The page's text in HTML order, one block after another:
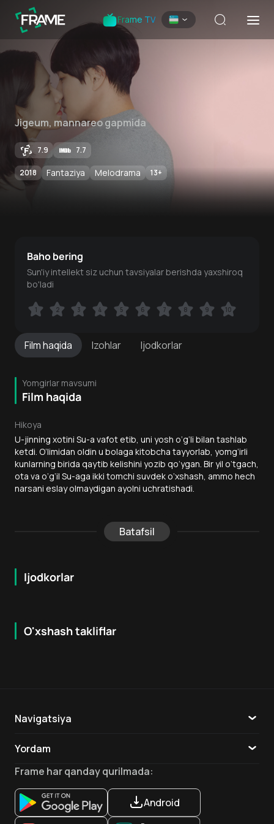
Frame TV
Jigeum, mannareo gapmida
7.9 7.7
2018 Fantaziya Melodrama 13+
Filmhaqida Izohlar Ijodkorlar
Yomgirlar mavsumi
Film haqida
Hikoya
U-jinning xotini Su-a vafot etib, uni yosh o‘g‘li bilan tashlab
ketdi. O‘limidan oldin u bolaga kitobcha tayyorlab, yomg‘irli
kunlarning birida qaytib kelishini yozib qo‘ygan. Bir yil o‘tgach,
ota va o‘g‘il Su-aga ikki tomchi suvdek o‘xshash, ammo hech
narsani eslay olmaydigan ayolni uchratishadi.
Batafsil
Ijodkorlar
Baho bering
Sun'iy intellekt siz uchun tavsiyalar berishda yaxshiroq
bo'ladi
1 2 3 4 5 6 7 8 9 10
1 2 3 4 5 6 7 8 9 10
O'xshash takliflar
16 + 7.9
Navigatsiya
Yordam
Aloqa
Ilovalar
Frame har qanday qurilmada:
Android